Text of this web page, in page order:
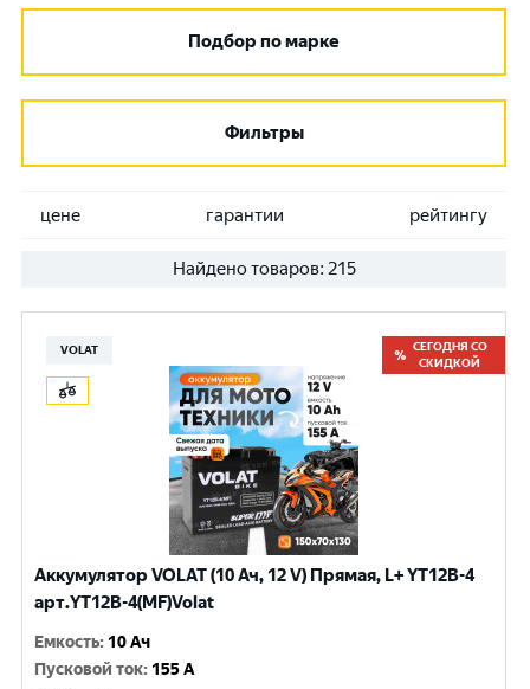
Подбор по марке
Фильтры
цене гарантии рейтингу
Найдено товаров: 215
VOLAT
СЕГОДНЯ СО
СКИДКОЙ
Аккумулятор VOLAT (10 Ач, 12 V) Прямая, L+ YT12B-4
арт.YT12B-4(MF)Volat
Емкость: 10 Ач
Пусковой ток: 155 A